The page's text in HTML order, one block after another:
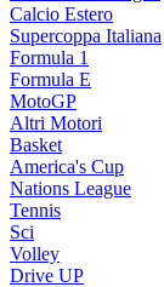
Calcio Estero
Supercoppa Italiana
Formula 1
Formula E
MotoGP
Altri Motori
Basket
America's Cup
Nations League
Tennis
Sci
Volley
Drive UP